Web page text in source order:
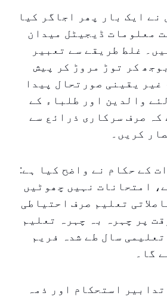
نے ایک بار پھر اجاگر کیا
معلومات ڈیجیٹل میدان
غلط طریقے سے تعبیر
کر توڑ مروڑ کر پیش
غیر یقینی صورتحال پیدا
والدین اور طلباء کے
کہ صرف سرکاری ذرائع سے
کریں۔
کے حکام نے واضح کیا ہے:
امتحانات نہیں چھوٹیں
تعلیم صرف احتیاطی
پر چہرہ بہ چہرہ تعلیم
سال طے شدہ فریم
گا۔
استحکام اور ذمہ